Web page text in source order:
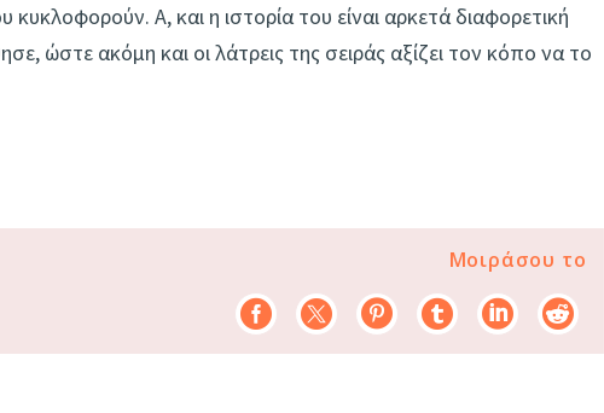
Α, και η ιστορία του είναι αρκετά διαφορετική
ώστε ακόμη και οι λάτρεις της σειράς αξίζει τον κόπο να το
Μοιράσου το